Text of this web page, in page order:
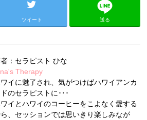
ツイート 送る
：セラピスト ひな
Therapy
イに魅了され、気がつけばハワイアンカ
のセラピストに･･･
イとハワイのコーヒーをこよなく愛する
、セッションでは思いきり楽しみなが